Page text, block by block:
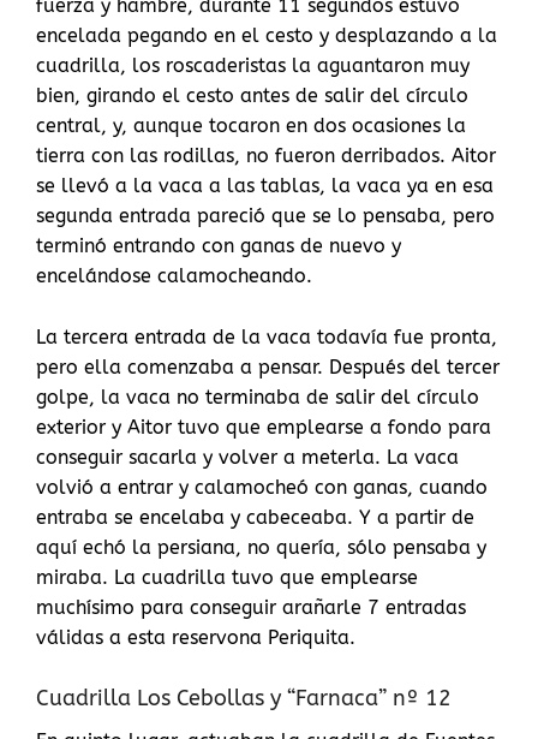
fuerza y hambre, durante 11 segundos estuvo
encelada pegando en el cesto y desplazando a la
cuadrilla, los roscaderistas la aguantaron muy
bien, girando el cesto antes de salir del círculo
central, y, aunque tocaron en dos ocasiones la
tierra con las rodillas, no fueron derribados. Aitor
se llevó a la vaca a las tablas, la vaca ya en esa
segunda entrada pareció que se lo pensaba, pero
terminó entrando con ganas de nuevo y
encelándose calamocheando.
La tercera entrada de la vaca todavía fue pronta,
pero ella comenzaba a pensar. Después del tercer
golpe, la vaca no terminaba de salir del círculo
exterior y Aitor tuvo que emplearse a fondo para
conseguir sacarla y volver a meterla. La vaca
volvió a entrar y calamocheó con ganas, cuando
entraba se encelaba y cabeceaba. Y a partir de
aquí echó la persiana, no quería, sólo pensaba y
miraba. La cuadrilla tuvo que emplearse
muchísimo para conseguir arañarle 7 entradas
válidas a esta reservona Periquita.
Cuadrilla Los Cebollas y “Farnaca” nº 12